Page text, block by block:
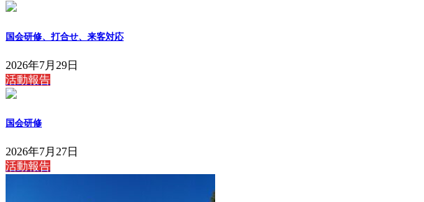
国会研修、打合せ、来客対応
2026年7月29日
活動報告
国会研修
2026年7月27日
活動報告